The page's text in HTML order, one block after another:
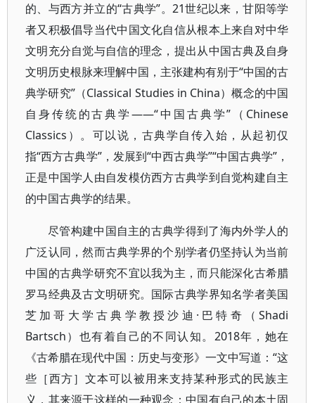
的、与西方并立的“古典学”。21世纪以来，甘阳等学
者又积极倡导当代中国文化自信从根本上来自对中华
文明充分自觉与自信的理念，提出从中国古典及自身
文明历史根脉来理解中国，主张建构有别于“中国的古
典学研究”（Classical Studies in China）概念的中国
自身传统的古典学——“中国古典学”（Chinese
Classics）。可以说，古典学自传入始，从起初仅
指“西方古典学”，发展到“中西古典学”“中国古典学”，
正是中国学人由自发模仿西方古典学到自觉构建自主
的中国古典学的结果。
尽管构建中国自主的古典学得到了海内外学人的
广泛认同，然而古典学界的个别学者仍坚持认为当前
中国的古典学研究不宜以我为主，而只能深化古希腊
罗马经典及古文明研究。国际古典学界知名学者美国
芝加哥大学古典学教授沙迪·巴特奇（Shadi
Bartsch）也有着自己的不同认知。2018年，她在
《古希腊在现代中国：历史与变形》一文中写道：“这
些［西方］文本可以被用来支持某种形式的民族主
义，其来源于这样的一种观念：中国有自己的本土固